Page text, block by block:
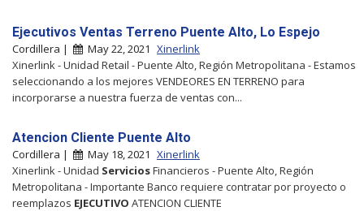
Ejecutivos Ventas Terreno Puente Alto, Lo Espejo
Cordillera | May 22, 2021 Xinerlink
Xinerlink - Unidad Retail - Puente Alto, Región Metropolitana - Estamos
seleccionando a los mejores VENDEORES EN TERRENO para
incorporarse a nuestra fuerza de ventas con...
Atencion Cliente Puente Alto
Cordillera | May 18, 2021 Xinerlink
Xinerlink - Unidad ServiciosFinancieros - Puente Alto, Región
Metropolitana - Importante Banco requiere contratar por proyecto o
reemplazos EJECUTIVO ATENCION CLIENTE